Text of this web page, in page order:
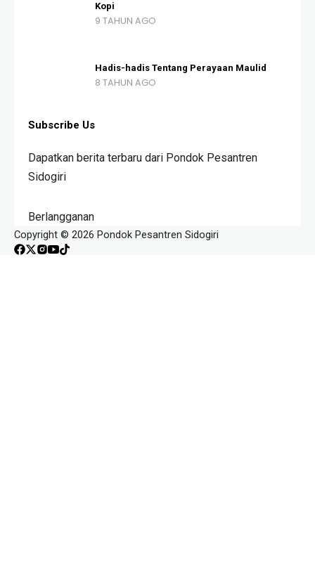
Kopi
9 TAHUN AGO
Hadis-hadis Tentang Perayaan Maulid
8 TAHUN AGO
Subscribe Us
Dapatkan berita terbaru dari Pondok Pesantren
Sidogiri
Berlangganan
Copyright © 2026 Pondok Pesantren Sidogiri